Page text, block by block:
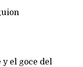
el goce del